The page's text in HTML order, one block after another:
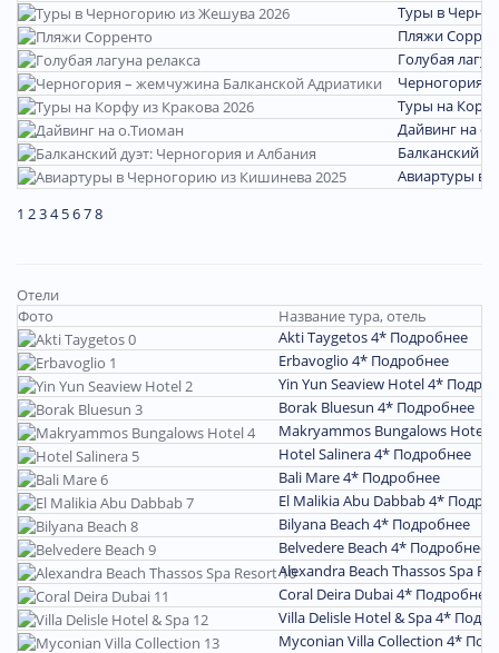
Туры в
Пляжи
Голубая
Черногория
Туры на
Дайвинг на
Балканский
Авиартуры в
1 234 5678
Отели
Фото
Название тура, отель
Akti Taygetos 4* Подробнее
Erbavoglio 4* Подробнее
Yin Yun Seaview Hotel 4*
Borak Bluesun 4* Подробнее
Makryammos Bungalows Hotel
Hotel Salinera 4* Подробнее
Bali Mare 4* Подробнее
El Malikia Abu Dabbab 4*
Bilyana Beach 4* Подробнее
Belvedere Beach 4* Подробнее
Alexandra Beach Thassos Spa
Coral Deira Dubai 4* Подробнее
Villa Delisle Hotel & Spa 4*
Myconian Villa Collection 4*